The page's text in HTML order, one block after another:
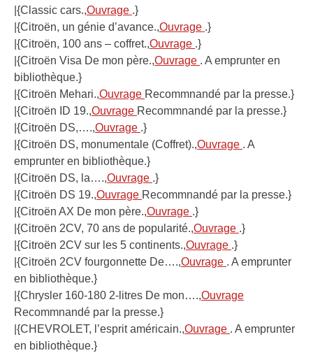
|{Classic cars.,Ouvrage .}
|{Citroën, un génie d’avance.,Ouvrage .}
|{Citroën, 100 ans – coffret.,Ouvrage .}
|{Citroën Visa De mon père.,Ouvrage . A emprunter en
bibliothèque.}
|{Citroën Mehari.,Ouvrage Recommnandé par la presse.}
|{Citroën ID 19.,Ouvrage Recommnandé par la presse.}
|{Citroën DS,….,Ouvrage .}
|{Citroën DS, monumentale (Coffret).,Ouvrage . A
emprunter en bibliothèque.}
|{Citroën DS, la….,Ouvrage .}
|{Citroën DS 19.,Ouvrage Recommnandé par la presse.}
|{Citroën AX De mon père.,Ouvrage .}
|{Citroën 2CV, 70 ans de popularité.,Ouvrage .}
|{Citroën 2CV sur les 5 continents.,Ouvrage .}
|{Citroën 2CV fourgonnette De….,Ouvrage . A emprunter
en bibliothèque.}
|{Chrysler 160-180 2-litres De mon….,Ouvrage
Recommnandé par la presse.}
|{CHEVROLET, l’esprit américain.,Ouvrage . A emprunter
en bibliothèque.}